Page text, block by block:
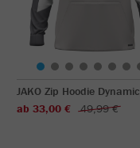
JAKO Zip Hoodie Dynamic
ab 33,00 €
49,99 €